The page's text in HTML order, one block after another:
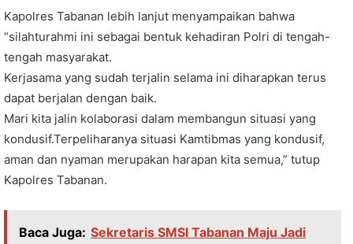
Kapolres Tabanan lebih lanjut menyampaikan bahwa
“silahturahmi ini sebagai bentuk kehadiran Polri di tengah-
tengah masyarakat.
Kerjasama yang sudah terjalin selama ini diharapkan terus
dapat berjalan dengan baik.
Mari kita jalin kolaborasi dalam membangun situasi yang
kondusif.Terpeliharanya situasi Kamtibmas yang kondusif,
aman dan nyaman merupakan harapan kita semua,” tutup
Kapolres Tabanan.
Baca Juga: Sekretaris SMSI Tabanan Maju Jadi